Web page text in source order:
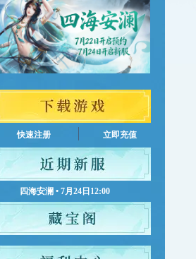
快速注册 立即充值
四海安澜 • 7月24日12:00